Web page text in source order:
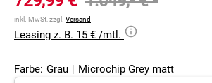
inkl. MwSt, zzgl. Versand
Leasing z. B. 15 € /mtl.
Farbe: Grau | Microchip Grey matt